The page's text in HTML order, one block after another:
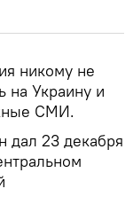
никому не
на Украину и
СМИ.
дал 23 декабря